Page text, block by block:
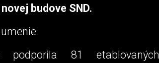
budove SND.
81 etablovaných